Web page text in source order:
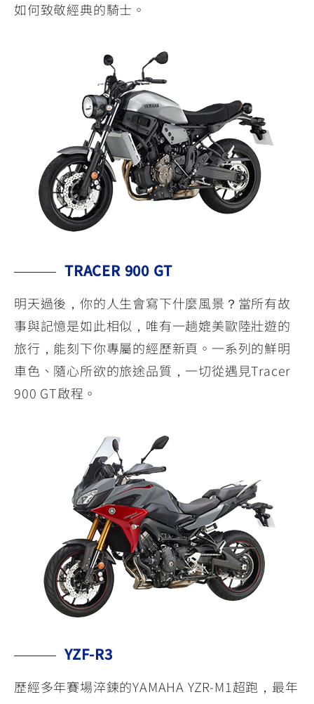
如何致敬經典的騎士。
TRACER 900 GT
明天過後，你的人生會寫下什麼風景？當所有故
事與記憶是如此相似，唯有一趟媲美歐陸壯遊的
旅行，能刻下你專屬的經歷新頁。一系列的鮮明
車色、隨心所欲的旅途品質，一切從遇見Tracer
900 GT啟程。
YZF-R3
歷經多年賽場淬鍊的YAMAHA YZR-M1超跑，最年